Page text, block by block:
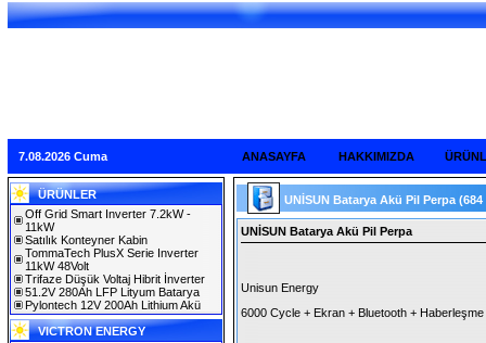
7.08.2026 Cuma ANASAYFA HAKKIMIZDA
ÜRÜNLER
Off Grid Smart Inverter 7.2kW -
11kW
Satılık Konteyner Kabin
TommaTech PlusX Serie Inverter
11kW 48Volt
Trifaze Düşük Voltaj Hibrit İnverter
51.2V 280Ah LFP Lityum Batarya
Pylontech 12V 200Ah Lithium Akü
VICTRON ENERGY
UNİSUN Batarya Akü Pil Perpa
UNİSUN Batarya Akü Pil Perpa
Unisun Energy
6000 Cycle + Ekran + Bluetooth + Haberleşme